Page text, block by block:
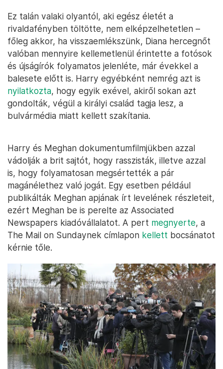
Ez talán valaki olyantól, aki egész életét a
rivaldafényben töltötte, nem elképzelhetetlen –
főleg akkor, ha visszaemlékszünk, Diana hercegnőt
valóban mennyire kellemetlenül érintette a fotósok
és újságírók folyamatos jelenléte, már évekkel a
balesete előtt is. Harry egyébként nemrég azt is
nyilatkozta, hogy egyik exével, akiről sokan azt
gondolták, végül a királyi család tagja lesz, a
bulvármédia miatt kellett szakítania.
Harry és Meghan dokumentumfilmjükben azzal
vádolják a brit sajtót, hogy rasszisták, illetve azzal
is, hogy folyamatosan megsértették a pár
magánélethez való jogát. Egy esetben például
publikálták Meghan apjának írt levelének részleteit,
ezért Meghan be is perelte az Associated
Newspapers kiadóvállalatot. A pert megnyerte, a
The Mail on Sundaynek címlapon kellett bocsánatot
kérnie tőle.